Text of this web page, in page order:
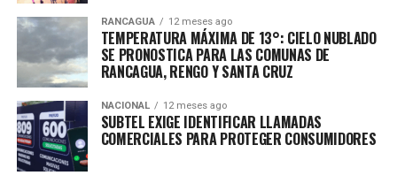
RANCAGUA 12 meses ago
TEMPERATURA MÁXIMA DE 13°: CIELO NUBLADO
SE PRONOSTICA PARA LAS COMUNAS DE
RANCAGUA, RENGO Y SANTA CRUZ
NACIONAL 12 meses ago
SUBTEL EXIGE IDENTIFICAR LLAMADAS
COMERCIALES PARA PROTEGER CONSUMIDORES